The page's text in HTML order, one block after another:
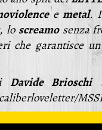
emetal.
, loscreamosenza
che garantisce
Davide Brioschi